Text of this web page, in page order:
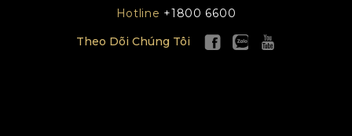
Hotline +1800 6600
Theo Dõi Chúng Tôi